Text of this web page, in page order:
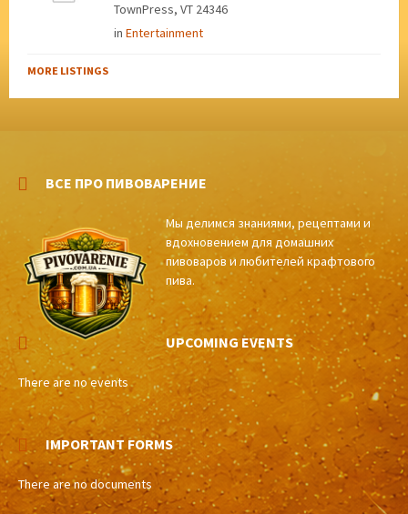
TownPress, VT 24346
in Entertainment
MORE LISTINGS
ВСЕ ПРО ПИВОВАРЕНИЕ
Мы делимся знаниями, рецептами и
вдохновением для домашних
пивоваров и любителей крафтового
пива.
UPCOMING EVENTS
There are no events
IMPORTANT FORMS
There are no documents